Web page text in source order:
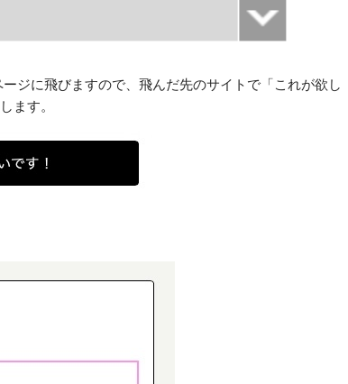
ジに飛びますので、飛んだ先のサイトで「これが欲し
ます。